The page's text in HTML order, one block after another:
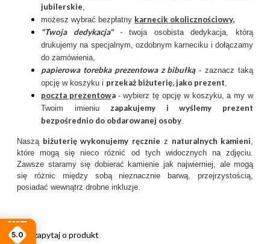
jubilerskie,
możesz wybrać bezpłatny karnecik okolicznościowy,
"Twoja dedykacja"-twoja osobista dedykacja, którą
drukujemy na specjalnym, ozdobnym karneciku i dołączamy
do zamówienia,
papierowa torebka prezentowa z bibułką- zaznacz taką
opcję w koszyku i przekaż biżuterię, jako prezent,
poczta prezentowa - wybierz tę opcję w koszyku, a my w
Twoim imieniuzapakujemy i wyślemy prezent
bezpośrednio do obdarowanej osoby.
Naszą biżuterię wykonujemy ręcznie z naturalnych kamieni,
które mogą się nieco różnić od tych widocznych na zdjęciu.
Zawsze staramy się dobierać kamienie jak najwierniej, ale mogą
się różnic między sobą nieznacznie barwą, przejrzystością,
posiadać wewnątrz drobne inkluzje.
zapytaj o produkt
5.0